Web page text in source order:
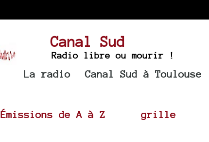
Canal Sud
Radio libre ou mourir !
La radio Canal Sud à Toulouse
Émissions de A à Z grille